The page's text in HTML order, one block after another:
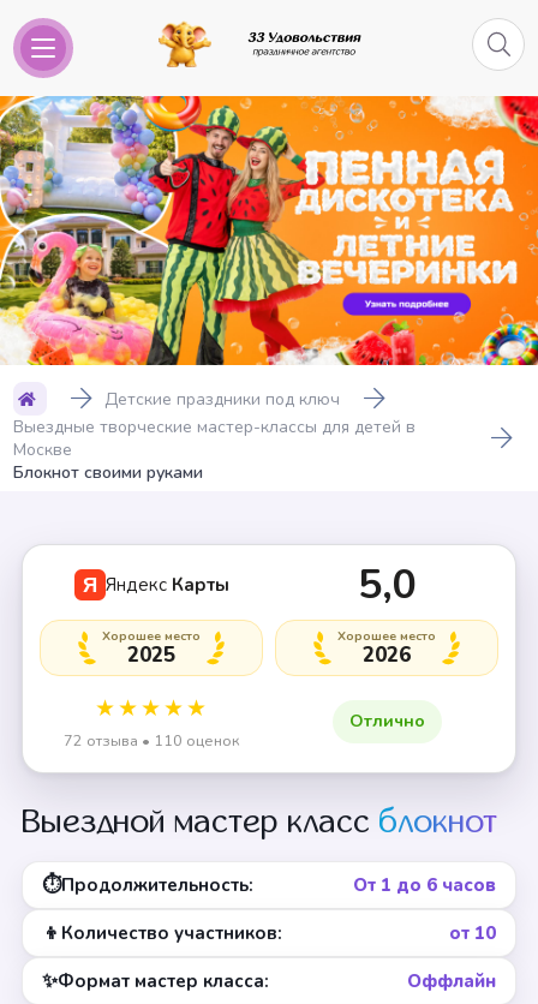
Детские праздники под ключ
Выездные творческие мастер-классы для детей в
Москве
Блокнот своими руками
Я Яндекс Карты 5,0
★★★★★
72 отзыва • 110 оценок
Хорошее место
2025
Хорошее место
2026
Отлично
Выездной мастер класс блокнот
⏱Продолжительность: От 1 до 6 часов
👦 Количество участников: от 10
✨Формат мастер класса: Оффлайн